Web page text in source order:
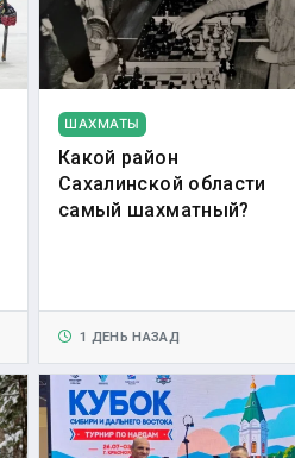
ШАХМАТЫ
Какой район
Сахалинской области
самый шахматный?
1 ДЕНЬ НАЗАД